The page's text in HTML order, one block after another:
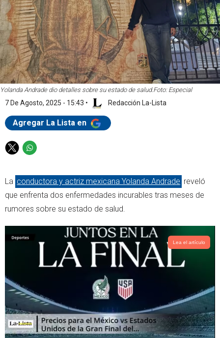
Yolanda Andrade dio detalles sobre su estado de salud.Foto: Especial
7 De Agosto, 2025 - 15:43 • Redacción La-Lista
Agregar La Lista en
T
t
t
r
W
a
t
s
p
p
La conductora y actriz mexicana Yolanda Andrade reveló
que enfrenta dos enfermedades incurables tras meses de
rumores sobre su estado de salud.
Lea el artículo